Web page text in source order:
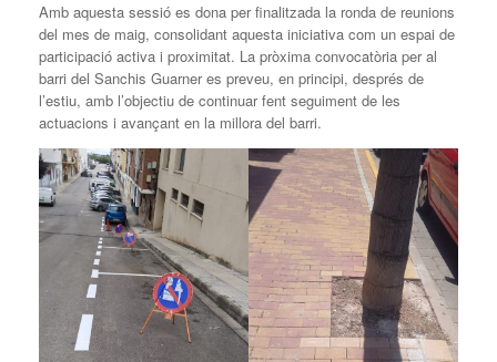
Amb aquesta sessió es dona per finalitzada la ronda de reunions
del mes de maig, consolidant aquesta iniciativa com un espai de
participació activa i proximitat. La pròxima convocatòria per al
barri del Sanchis Guarner es preveu, en principi, després de
l’estiu, amb l’objectiu de continuar fent seguiment de les
actuacions i avançant en la millora del barri.